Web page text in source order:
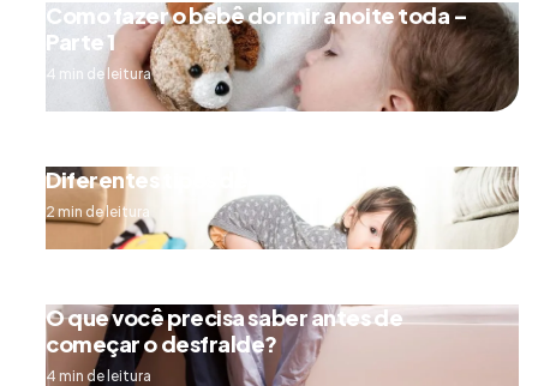
Como fazer o bebê dormir a noite toda –
Parte 1
4 min de leitura
Diferentes tipos de engatinhar
2 min de leitura
O que você precisa saber antes de
começar o desfralde?
4 min de leitura